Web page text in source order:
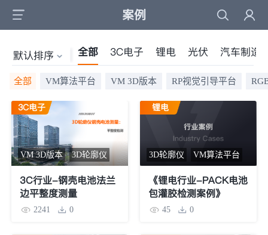
案例
默认排序 全部 3C电子 锂电 光伏 汽车制造
全部 VM算法平台 VM 3D版本 RP视觉引导平台
3C电子
VM 3D版本 3D轮廓仪
3C行业-钢壳电池法兰
边平整度测量
2241 0
锂电
3D轮廓仪 VM算法平台
《锂电行业-PACK电池
包灌胶检测案例》
45 0